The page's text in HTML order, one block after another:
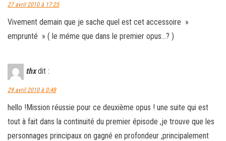
27 avril 2010 à 17:25
Vivement demain que je sache quel est cet accessoire »
emprunté » ( le méme que dans le premier opus…? )
thx dit :
29 avril 2010 à 0:48
hello !Mission réussie pour ce deuxième opus ! une suite qui est
tout à fait dans la continuité du premier épisode ,je trouve que les
personnages principaux on gagné en profondeur ,principalement